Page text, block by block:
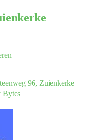
96, Zuienkerke
Bytes